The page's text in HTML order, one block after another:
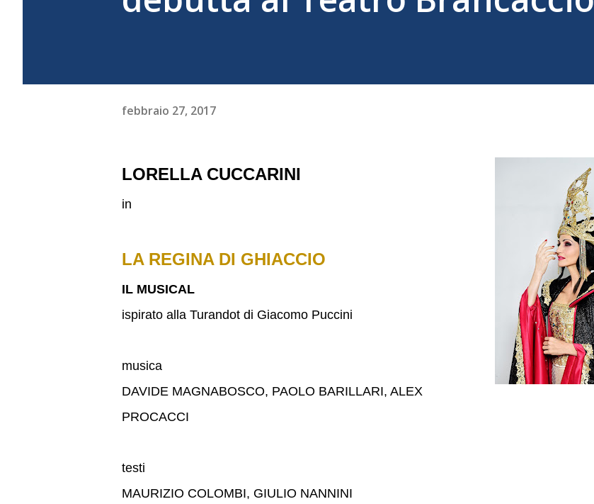
febbraio 27, 2017
LORELLA CUCCARINI
in
LA REGINA DI GHIACCIO
IL MUSICAL
ispirato alla Turandot di Giacomo Puccini
musica
DAVIDE MAGNABOSCO, PAOLO BARILLARI, ALEX
PROCACCI
testi
MAURIZIO COLOMBI, GIULIO NANNINI